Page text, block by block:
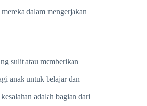
dalam mengerjakan
sulit atau memberikan
anak untuk belajar dan
adalah bagian dari